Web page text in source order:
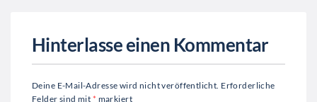
Hinterlasse einen Kommentar
Deine E-Mail-Adresse wird nicht veröffentlicht. Erforderliche
Felder sind mit * markiert